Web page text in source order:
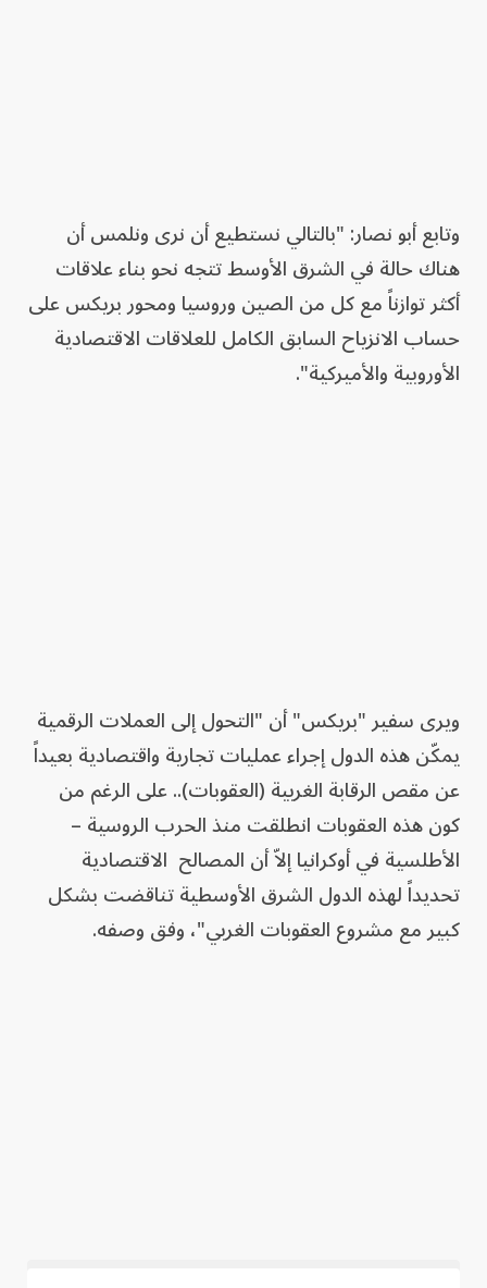
وتابع أبو نصار: "بالتالي نستطيع أن نرى ونلمس أن
هناك حالة في الشرق الأوسط تتجه نحو بناء علاقات
أكثر توازناً مع كل من الصين وروسيا ومحور بريكس على
حساب الانزياح السابق الكامل للعلاقات الاقتصادية
الأوروبية والأميركية".
ويرى سفير "بريكس" أن "التحول إلى العملات الرقمية
يمكّن هذه الدول إجراء عمليات تجارية واقتصادية بعيداً
عن مقص الرقابة الغربية (العقوبات).. على الرغم من
كون هذه العقوبات انطلقت منذ الحرب الروسية –
الأطلسية في أوكرانيا إلاّ أن المصالح الاقتصادية
تحديداً لهذه الدول الشرق الأوسطية تناقضت بشكل
كبير مع مشروع العقوبات الغربي"، وفق وصفه.